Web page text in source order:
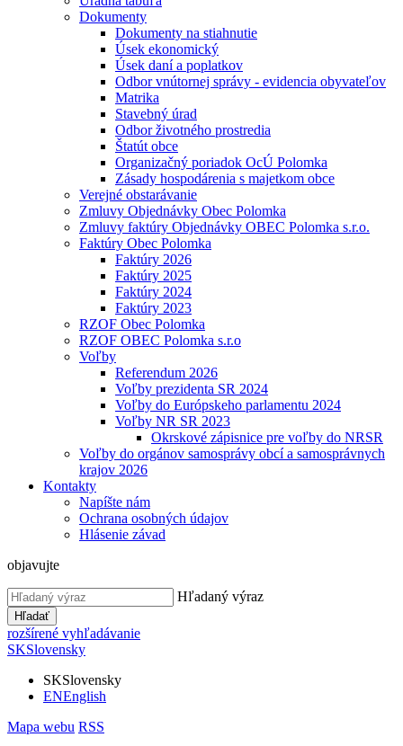
Dokumenty
Dokumenty na stiahnutie
Úsek ekonomický
Úsek daní a poplatkov
Odbor vnútornej správy - evidencia obyvateľov
Matrika
Stavebný úrad
Odbor životného prostredia
Štatút obce
Organizačný poriadok OcÚ Polomka
Zásady hospodárenia s majetkom obce
Verejné obstarávanie
Zmluvy Objednávky Obec Polomka
Zmluvy faktúry Objednávky OBEC Polomka s.r.o.
Faktúry Obec Polomka
Faktúry 2026
Faktúry 2025
Faktúry 2024
Faktúry 2023
RZOF Obec Polomka
RZOF OBEC Polomka s.r.o
Voľby
Referendum 2026
Voľby prezidenta SR 2024
Voľby do Európskeho parlamentu 2024
Voľby NR SR 2023
Okrskové zápisnice pre voľby do NRSR
Voľby do orgánov samosprávy obcí a samosprávnych
krajov 2026
Kontakty
Napíšte nám
Ochrana osobných údajov
Hlásenie závad
objavujte
Hľadaný výraz
Hľadať
rozšírené vyhľadávanie
SKSlovensky
SKSlovensky
ENEnglish
Mapa webu RSS